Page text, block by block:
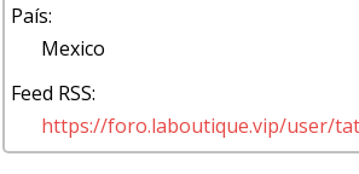
País:
Mexico
Feed RSS:
https://foro.laboutique.vip/user/